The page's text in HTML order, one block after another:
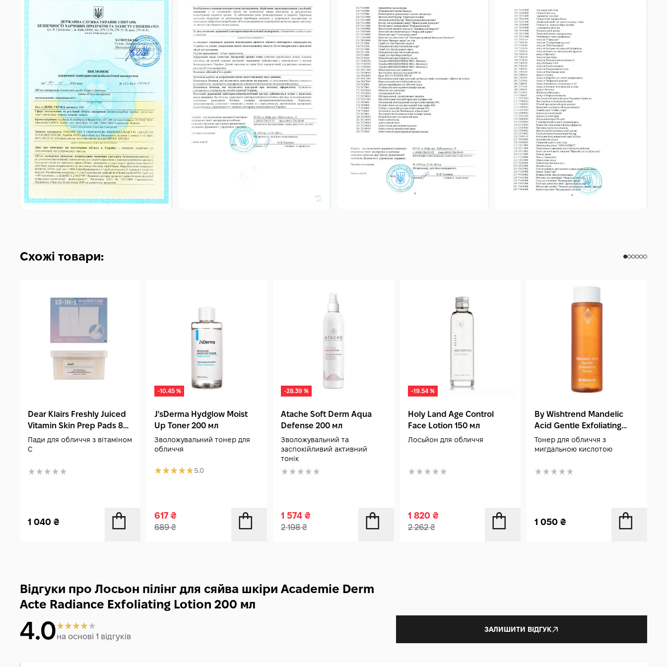
Схожі товари:
Dear Klairs Freshly Juiced
Vitamin Skin Prep Pads 80
шт
Пади для обличчя з вітаміном
С
1 040 ₴
-10.45 %
J'sDerma Hydglow Moist
Up Toner 200 мл
Зволожувальний тонер для
обличчя
5.0
617₴
689₴
-28.39 %
Atache Soft Derm Aqua
Defense 200 мл
Зволожувальний та
заспокійливий активний
тонік
1 574₴
2 198₴
-19.54 %
Holy Land Age Control
Face Lotion 150 мл
Лосьйон для обличчя
1 820 ₴
2 262₴
By Wishtrend Mandelic
Acid Gentle Exfoliating
Toner 150 мл
Тонер для обличчя з
мигдальною кислотою
1 050 ₴
Відгуки про Лосьон пілінг для сяйва шкіри Academie Derm
Acte Radiance Exfoliating Lotion 200 мл
4.0на основі 1 відгуків
ЗАЛИШИТИ ВІДГУК